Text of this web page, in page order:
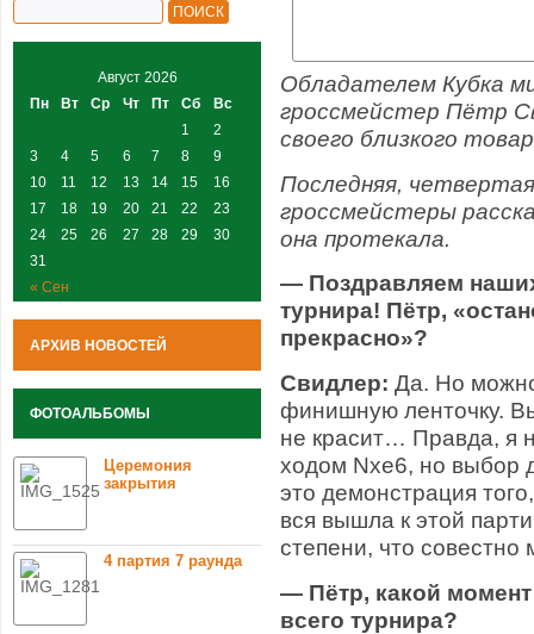
Обладателем Кубка
гроссмейстер Пётр
своего близкого
Последняя,
гроссмейстеры
она протекала.
— Поздравляем
турнира! Пётр,
прекрасно»?
Свидлер: Да. Но
финишную ленточку.
не красит… Правда, я
ходом Nxe6, но выбор
это демонстрация
вся вышла к этой
степени, что совестно
— Пётр, какой
всего турнира?
Август 2026
Пн
Вт Ср Чт Пт Сб Вс
« Сен
1
2
3
4 5 6 7 8
9
10
11 12 13 14 15
16
17
18 19 20 21 22
23
24
25 26 27 28 29
30
31
АРХИВ НОВОСТЕЙ
ФОТОАЛЬБОМЫ
Церемония
закрытия
4 партия 7 раунда